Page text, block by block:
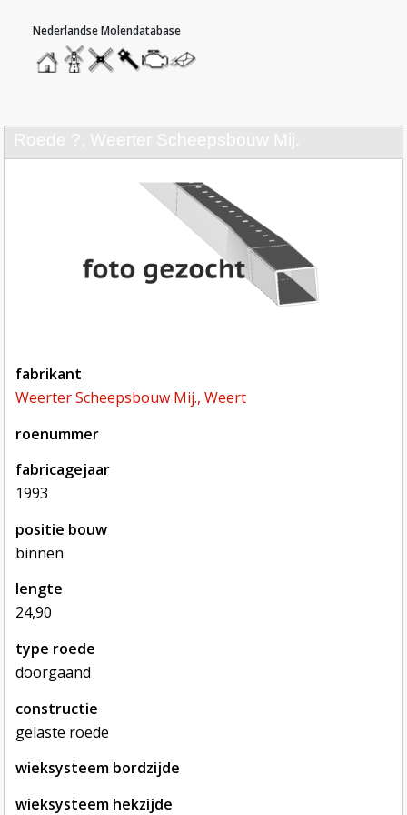
homemolendatabase
roedendatabase
assendatabase
motorendatabase
stuur
een
roede ?, Weerter Scheepsbouw Mij.
fabrikant
Weerter Scheepsbouw Mij., Weert
roenummer
fabricagejaar
1993
positie bouw
binnen
lengte
24,90
type roede
doorgaand
constructie
gelaste roede
wieksysteem bordzijde
wieksysteem hekzijde